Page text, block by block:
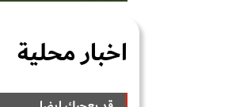
اخبار محلية